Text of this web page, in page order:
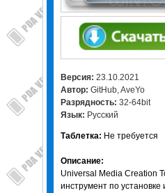
Версия: 23.10.2021
Автор: GitHub, AveYo
Разрядность: 32-64bit
Язык: Русский
Таблетка: Не требуется
Описание:
Universal Media Creation
инструмент по